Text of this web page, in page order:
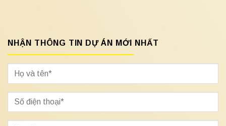
NHẬN THÔNG TIN DỰ ÁN MỚI NHẤT